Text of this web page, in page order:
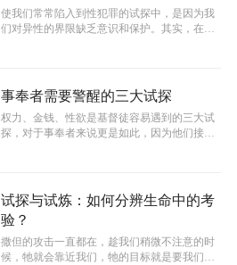
使我们常常陷入到性犯罪的试探中，是因为我
们对异性的界限缺乏意识和保护。其实，在异
事奉者需要警醒的三大试探
权力、金钱、性欲是基督徒容易遇到的三大试
探，对于事奉者来说更是如此，因为他们接触
试探与试炼：如何分辨生命中的考
验？
撒但的攻击一直都在，趁我们稍微不注意的时
候，牠就会靠近我们，牠的目标就是要我们失